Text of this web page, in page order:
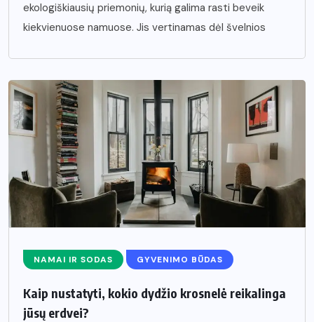
ekologiškiausių priemonių, kurią galima rasti beveik
kiekvienuose namuose. Jis vertinamas dėl švelnios
NAMAI IR SODAS GYVENIMO BŪDAS
Kaip nustatyti, kokio dydžio krosnelė reikalinga
jūsų erdvei?